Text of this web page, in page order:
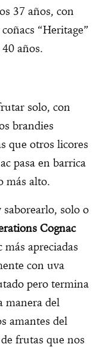
37 años, con
“Heritage”
años.
solo, con
brandies
que otros licores
pasa en barrica
más alto.
solo o
Cognac
más apreciadas
con uva
pero termina
manera del
amantes del
frutas que nos